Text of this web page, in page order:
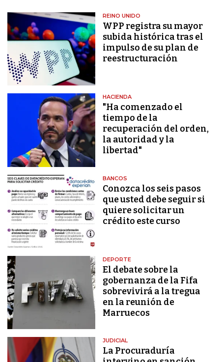
REINO UNIDO
WPP registra su mayor
subida histórica tras el
impulso de su plan de
reestructuración
HACIENDA
"Ha comenzado el
tiempo de la
recuperación del orden,
la autoridad y la
libertad"
BANCOS
Conozca los seis pasos
que usted debe seguir si
quiere solicitar un
crédito este curso
DEPORTE
El debate sobre la
gobernanza de la Fifa
sobrevivirá a la tregua
en la reunión de
Marruecos
JUDICIAL
La Procuraduría